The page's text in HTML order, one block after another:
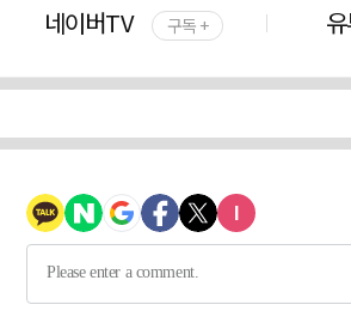
네이버TV 구독 +